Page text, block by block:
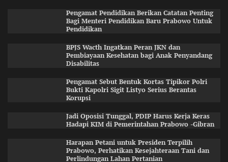
Pengamat Pendidikan Berikan Catatan Penting
Bagi Menteri Pendidikan Baru Prabowo Untuk
Pendidikan
BPJS Wacth Ingatkan Peran JKN dan
Pembiayaan Kesehatan bagi Anak Penyandang
Disabilitas
Pengamat Sebut Bentuk Kortas Tipikor Polri
Bukti Kapolri Sigit Listyo Serius Berantas
Korupsi
Jadi Oposisi Tunggal, PDIP Harus Kerja Keras
Hadapi KIM di Pemerintahan Prabowo -Gibran
Harapan Petani untuk Presiden Terpilih
Prabowo, Perhatikan Kesejahteraan Tani dan
Perlindungan Lahan Pertanian